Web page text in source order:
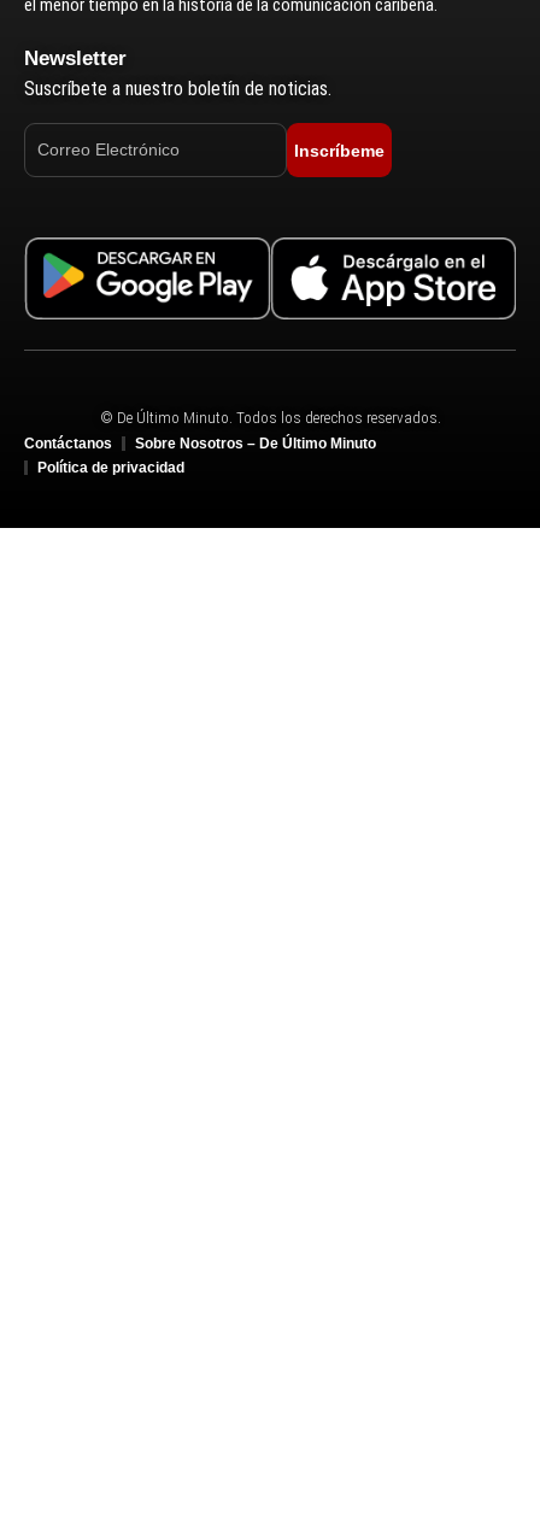
el menor tiempo en la historia de la comunicación caribeña.
Newsletter
Suscríbete a nuestro boletín de noticias.
Inscríbeme
© De Último Minuto. Todos los derechos reservados.
Contáctanos
Sobre Nosotros – De Último Minuto
Política de privacidad